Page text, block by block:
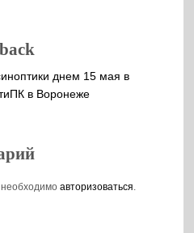
днем 15 мая в
в Воронеже
необходимоавторизоваться.